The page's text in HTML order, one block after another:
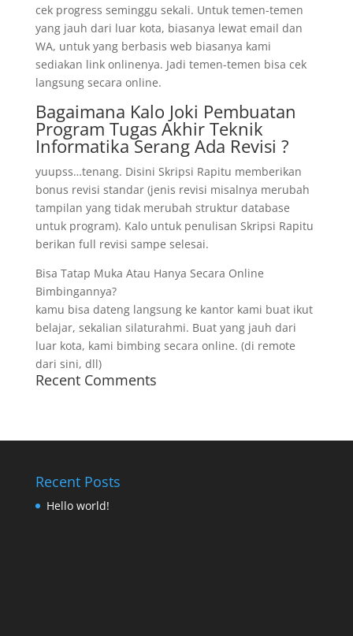
cek progress seminggu sekali. Untuk temen-temen
yang jauh dari luar kota, biasanya lewat email dan
WA, untuk yang berbasis web biasanya kami
sediakan link onlinenya. Jadi temen-temen bisa cek
langsung secara online.
Bagaimana Kalo Joki Pembuatan
Program Tugas Akhir Teknik
Informatika Serang Ada Revisi ?
yuupss…tenang. Disini Skripsi Rapitu memberikan
bonus revisi standar (jenis revisi misalnya merubah
tampilan yang tidak merubah struktur database
untuk program). Kalo untuk penulisan Skripsi Rapitu
berikan full revisi sampe selesai.
Bisa Tatap Muka Atau Hanya Secara Online
Bimbingannya?
kamu bisa dateng langsung ke kantor kami buat ikut
belajar, sekalian silaturahmi. Buat yang jauh dari
luar kota, kami bimbing secara online. (di remote
dari sini, dll)
Recent Comments
Recent Posts
Hello world!